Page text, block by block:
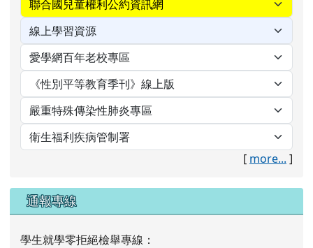
[ more... ]
通報專線
學生就學零拒絕檢舉專線：